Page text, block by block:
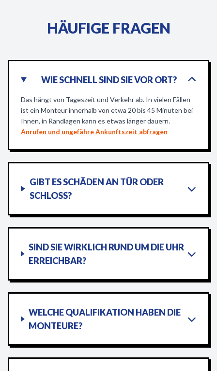
HÄUFIGE FRAGEN
WIE SCHNELL SIND SIE VOR ORT?
Das hängt von Tageszeit und Verkehr ab. In vielen Fällen
ist ein Monteur innerhalb von etwa 20 bis 45 Minuten bei
Ihnen, in Randlagen kann es etwas länger dauern.
Anrufen und ungefähre Ankunftszeit abfragen
GIBT ES SCHÄDEN AN TÜR ODER
SCHLOSS?
SIND SIE WIRKLICH RUND UM DIE UHR
ERREICHBAR?
WELCHE QUALIFIKATION HABEN DIE
MONTEURE?